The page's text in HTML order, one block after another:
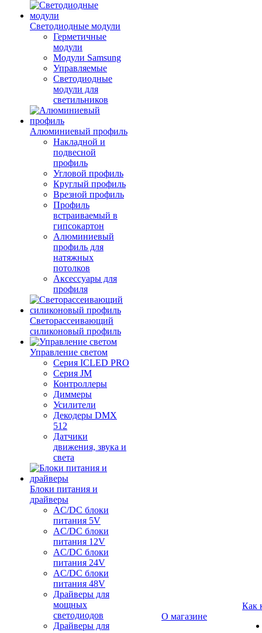
Светодиодные модули
Герметичные
модули
Модули Samsung
Управляемые
Светодиодные
модули для
светильников
Алюминиевый профиль
Накладной и
подвесной
профиль
Угловой профиль
Круглый профиль
Врезной профиль
Профиль
встраиваемый в
гипсокартон
Алюминиевый
профиль для
натяжных
потолков
Аксессуары для
профиля
Светорассеивающий
силиконовый профиль
Управление светом
Серия ICLED PRO
Серия JM
Контроллеры
Диммеры
Усилители
Декодеры DMX
512
Датчики
движения, звука и
света
Блоки питания и
драйверы
AC/DC блоки
питания 5V
AC/DC блоки
питания 12V
AC/DC блоки
питания 24V
AC/DC блоки
питания 48V
Драйверы для
мощных
светодиодов
Драйверы для
О магазине
Как